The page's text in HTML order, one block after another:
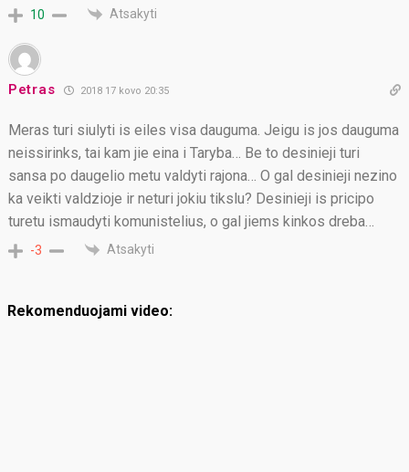
10 Atsakyti
Petras 2018 17 kovo 20:35
Meras turi siulyti is eiles visa dauguma. Jeigu is jos dauguma
neissirinks, tai kam jie eina i Taryba… Be to desinieji turi
sansa po daugelio metu valdyti rajona… O gal desinieji nezino
ka veikti valdzioje ir neturi jokiu tikslu? Desinieji is pricipo
turetu ismaudyti komunistelius, o gal jiems kinkos dreba…
-3 Atsakyti
Rekomenduojami video: